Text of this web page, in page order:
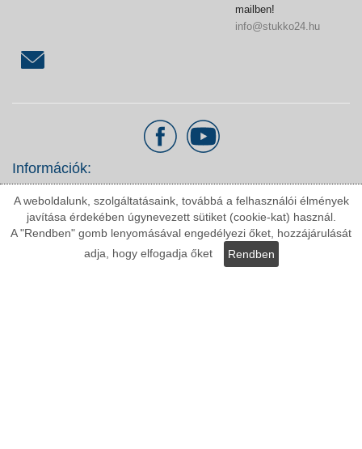
mailben!
info@stukko24.hu
Információk:
ÁSZF
A weboldalunk, szolgáltatásaink, továbbá a felhasználói élmények
javítása érdekében úgynevezett sütiket (cookie-kat) használ.
A "Rendben" gomb lenyomásával engedélyezi őket, hozzájárulását
adja, hogy elfogadja őket
Rendben